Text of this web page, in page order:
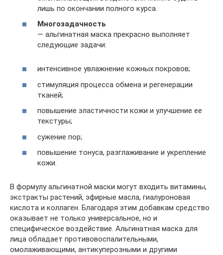
лишь по окончании полного курса.
Многозадачность
— альгинатная маска прекрасно выполняет
следующие задачи:
интенсивное увлажнение кожных покровов;
стимуляция процесса обмена и регенерации
тканей;
повышение эластичности кожи и улучшение ее
текстуры;
сужение пор;
повышение тонуса, разглаживание и укрепление
кожи.
В формулу альгинатной маски могут входить витамины,
экстракты растений, эфирные масла, гиалуроновая
кислота и коллаген. Благодаря этим добавкам средство
оказывает не только универсальное, но и
специфическое воздействие. Альгинатная маска для
лица обладает противовоспалительными,
омолаживающими, антикуперозными и другими